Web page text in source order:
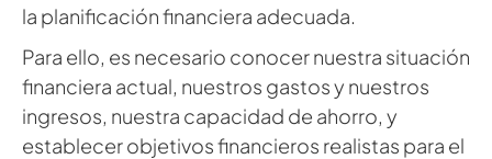
la planificación financiera adecuada.
Para ello, es necesario conocer nuestra situación
financiera actual, nuestros gastos y nuestros
ingresos, nuestra capacidad de ahorro, y
establecer objetivos financieros realistas para el